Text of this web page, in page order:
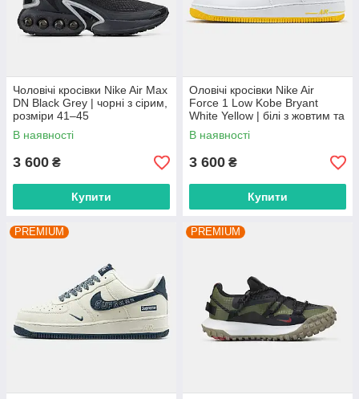
Чоловічі кросівки Nike Air Max
DN Black Grey | чорні з сірим,
розміри 41–45
В наявності
3 600 ₴
Купити
Оловічі кросівки Nike Air
Force 1 Low Kobe Bryant
White Yellow | білі з жовтим та
фіолетовим, розміри 40–45
В наявності
3 600 ₴
Купити
PREMIUM PREMIUM